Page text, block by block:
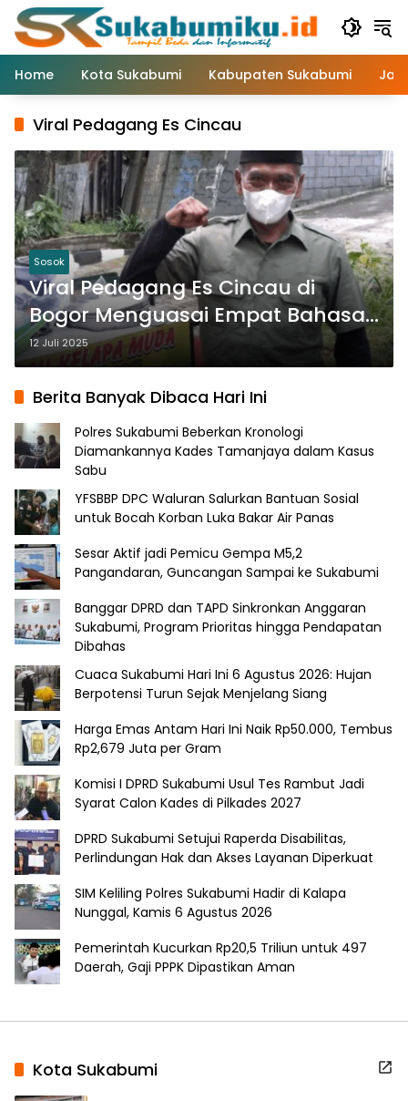
Langsung
konten
Home
Kota Sukabumi Kabupaten Sukabumi
Viral Pedagang Es Cincau
Sosok
Viral Pedagang Es Cincau di
Bogor Menguasai Empat Bahasa
Asing
12 Juli 2025
Berita Banyak Dibaca Hari Ini
Polres Sukabumi Beberkan Kronologi
Diamankannya Kades Tamanjaya dalam Kasus
Sabu
YFSBBP DPC Waluran Salurkan Bantuan Sosial
untuk Bocah Korban Luka Bakar Air Panas
Sesar Aktif jadi Pemicu Gempa M5,2
Pangandaran, Guncangan Sampai ke Sukabumi
Banggar DPRD dan TAPD Sinkronkan Anggaran
Sukabumi, Program Prioritas hingga Pendapatan
Dibahas
Cuaca Sukabumi Hari Ini 6 Agustus 2026: Hujan
Berpotensi Turun Sejak Menjelang Siang
Harga Emas Antam Hari Ini Naik Rp50.000, Tembus
Rp2,679 Juta per Gram
Komisi I DPRD Sukabumi Usul Tes Rambut Jadi
Syarat Calon Kades di Pilkades 2027
DPRD Sukabumi Setujui Raperda Disabilitas,
Perlindungan Hak dan Akses Layanan Diperkuat
SIM Keliling Polres Sukabumi Hadir di Kalapa
Nunggal, Kamis 6 Agustus 2026
Pemerintah Kucurkan Rp20,5 Triliun untuk 497
Daerah, Gaji PPPK Dipastikan Aman
Kota Sukabumi